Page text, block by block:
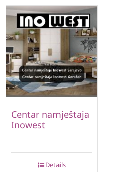
Centar namještaja
Inowest
Details